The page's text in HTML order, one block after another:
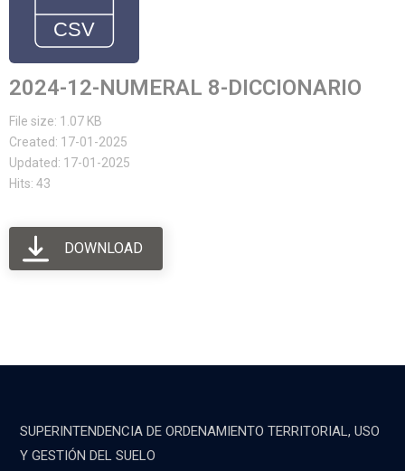
2024-12-NUMERAL 8-DICCIONARIO
File size: 1.07 KB
Created: 17-01-2025
Updated: 17-01-2025
Hits: 43
DOWNLOAD
SUPERINTENDENCIA DE ORDENAMIENTO TERRITORIAL, USO
Y GESTIÓN DEL SUELO